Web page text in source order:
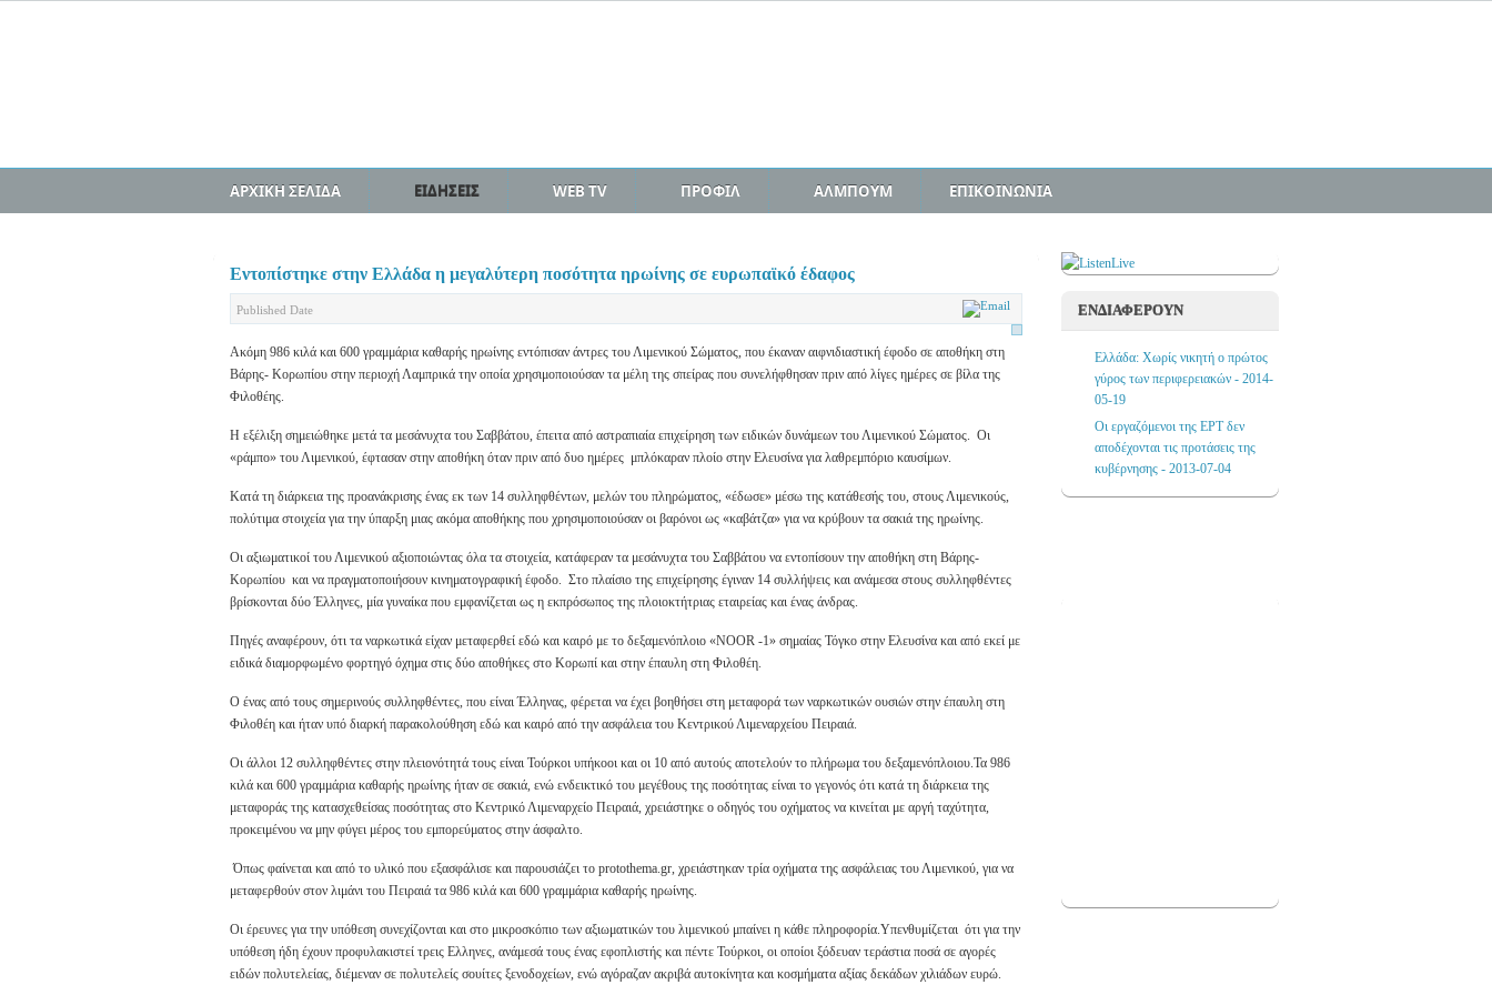
ΑΡΧΙΚΗ ΣΕΛΙΔΑ ΕΙΔΗΣΕΙΣ WEB TV ΠΡΟΦΙΛ ΑΛΜΠΟΥΜ ΕΠΙΚΟΙΝΩΝΙΑ
Εντοπίστηκε στην Ελλάδα η μεγαλύτερη ποσότητα ηρωίνης σε ευρωπαϊκό έδαφος
Published Date
Ακόμη 986 κιλά και 600 γραμμάρια καθαρής ηρωίνης εντόπισαν άντρες του Λιμενικού Σώματος, που έκαναν αιφνιδιαστική έφοδο σε αποθήκη στη
Βάρης- Κορωπίου στην περιοχή Λαμπρικά την οποία χρησιμοποιούσαν τα μέλη της σπείρας που συνελήφθησαν πριν από λίγες ημέρες σε βίλα της
Φιλοθέης.
Η εξέλιξη σημειώθηκε μετά τα μεσάνυχτα του Σαββάτου, έπειτα από αστραπιαία επιχείρηση των ειδικών δυνάμεων του Λιμενικού Σώματος. Οι
«ράμπο» του Λιμενικού, έφτασαν στην αποθήκη όταν πριν από δυο ημέρες μπλόκαραν πλοίο στην Ελευσίνα για λαθρεμπόριο καυσίμων.
Κατά τη διάρκεια της προανάκρισης ένας εκ των 14 συλληφθέντων, μελών του πληρώματος, «έδωσε» μέσω της κατάθεσής του, στους Λιμενικούς,
πολύτιμα στοιχεία για την ύπαρξη μιας ακόμα αποθήκης που χρησιμοποιούσαν οι βαρόνοι ως «καβάτζα» για να κρύβουν τα σακιά της ηρωίνης.
Οι αξιωματικοί του Λιμενικού αξιοποιώντας όλα τα στοιχεία, κατάφεραν τα μεσάνυχτα του Σαββάτου να εντοπίσουν την αποθήκη στη Βάρης-
Κορωπίου και να πραγματοποιήσουν κινηματογραφική έφοδο. Στο πλαίσιο της επιχείρησης έγιναν 14 συλλήψεις και ανάμεσα στους συλληφθέντες
βρίσκονται δύο Έλληνες, μία γυναίκα που εμφανίζεται ως η εκπρόσωπος της πλοιοκτήτριας εταιρείας και ένας άνδρας.
Πηγές αναφέρουν, ότι τα ναρκωτικά είχαν μεταφερθεί εδώ και καιρό με το δεξαμενόπλοιο «NOOR -1» σημαίας Τόγκο στην Ελευσίνα και από εκεί με
ειδικά διαμορφωμένο φορτηγό όχημα στις δύο αποθήκες στο Κορωπί και στην έπαυλη στη Φιλοθέη.
Ο ένας από τους σημερινούς συλληφθέντες, που είναι Έλληνας, φέρεται να έχει βοηθήσει στη μεταφορά των ναρκωτικών ουσιών στην έπαυλη στη
Φιλοθέη και ήταν υπό διαρκή παρακολούθηση εδώ και καιρό από την ασφάλεια του Κεντρικού Λιμεναρχείου Πειραιά.
Οι άλλοι 12 συλληφθέντες στην πλειονότητά τους είναι Τούρκοι υπήκοοι και οι 10 από αυτούς αποτελούν το πλήρωμα του δεξαμενόπλοιου.Τα 986
κιλά και 600 γραμμάρια καθαρής ηρωίνης ήταν σε σακιά, ενώ ενδεικτικό του μεγέθους της ποσότητας είναι το γεγονός ότι κατά τη διάρκεια της
μεταφοράς της κατασχεθείσας ποσότητας στο Κεντρικό Λιμεναρχείο Πειραιά, χρειάστηκε ο οδηγός του οχήματος να κινείται με αργή ταχύτητα,
προκειμένου να μην φύγει μέρος του εμπορεύματος στην άσφαλτο.
Όπως φαίνεται και από το υλικό που εξασφάλισε και παρουσιάζει το protothema.gr, χρειάστηκαν τρία οχήματα της ασφάλειας του Λιμενικού, για να
μεταφερθούν στον λιμάνι του Πειραιά τα 986 κιλά και 600 γραμμάρια καθαρής ηρωίνης.
Οι έρευνες για την υπόθεση συνεχίζονται και στο μικροσκόπιο των αξιωματικών του λιμενικού μπαίνει η κάθε πληροφορία.Υπενθυμίζεται ότι για την
υπόθεση ήδη έχουν προφυλακιστεί τρεις Ελληνες, ανάμεσά τους ένας εφοπλιστής και πέντε Τούρκοι, οι οποίοι ξόδευαν τεράστια ποσά σε αγορές
ειδών πολυτελείας, διέμεναν σε πολυτελείς σουίτες ξενοδοχείων, ενώ αγόραζαν ακριβά αυτοκίνητα και κοσμήματα αξίας δεκάδων χιλιάδων ευρώ.
ΕΝΔΙΑΦΕΡΟΥΝ
Ελλάδα: Χωρίς νικητή ο πρώτος
γύρος των περιφερειακών - 2014-
05-19
Οι εργαζόμενοι της ΕΡΤ δεν
αποδέχονται τις προτάσεις της
κυβέρνησης - 2013-07-04